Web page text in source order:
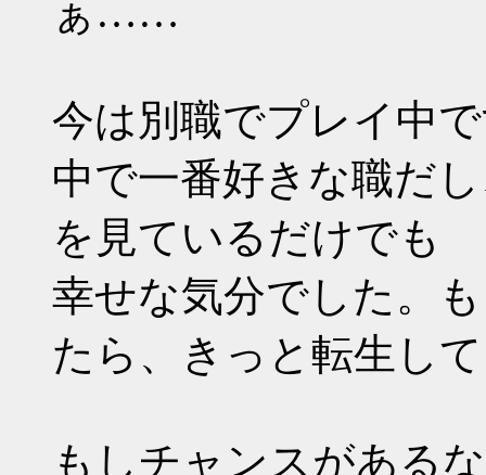
ぁ……
今は別職でプレイ中
中で一番好きな職だ
を見ているだけでも
幸せな気分でした。
たら、きっと転生し
もしチャンスがある